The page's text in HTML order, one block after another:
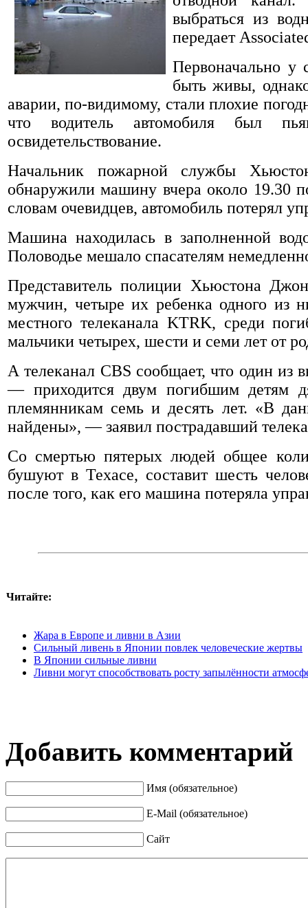
выбраться из
передает
Первоначально у
быть живы,
аварии, по-видимому, стали плохие
что водитель автомобиля был
освидетельствование.
Начальник пожарной службы
обнаружили машину вчера около 19.30
словам очевидцев, автомобиль потерял
Машина находилась в заполненной
Половодье мешало спасателям
Представитель полиции Хьюстона
мужчин, четыре их ребенка одного из
местного телеканала KTRK, среди
мальчики четырех, шести и семи лет от
А телеканал CBS сообщает, что один
— приходится двум погибшим детям
племянникам семь и десять лет. «В
найдены», — заявил пострадавший
Со смертью пятерых людей общее
бушуют в Техасе, составит шесть
после того, как его машина потеряла
Читайте:
Жара в Европе и ливни в Азии
Сильный ливень в Японии повлек человеческие жертвы
В Японии сильные ливни
Ливни могут способствовать росту запылённости
Добавить комментарий
Имя (обязательное)
E-Mail (обязательное)
Сайт